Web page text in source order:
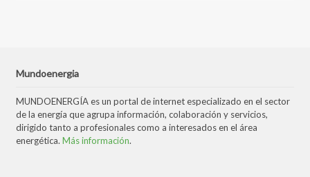
Mundoenergia
MUNDOENERGÍA es un portal de internet especializado en el sector
de la energía que agrupa información, colaboración y servicios,
dirigido tanto a profesionales como a interesados en el área
energética. Más información.